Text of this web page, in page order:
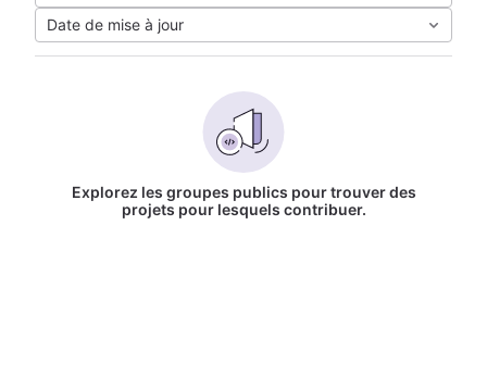
Date de mise à jour
Explorez les groupes publics pour trouver des
projets pour lesquels contribuer.